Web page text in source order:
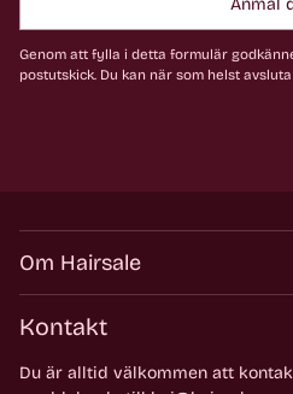
Anmäl
Genom att fylla i detta formulär
postutskick. Du kan när som helst
Om Hairsale
Kontakt
Du är alltid välkommen att